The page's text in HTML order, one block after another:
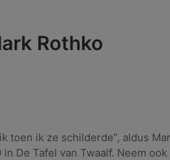
Rothko
ik ze schilderde”, aldus
De Tafel van Twaalf. Neem